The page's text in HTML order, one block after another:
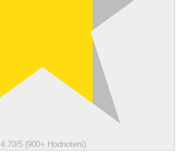
4.70/5 (900+ Hodnotení)